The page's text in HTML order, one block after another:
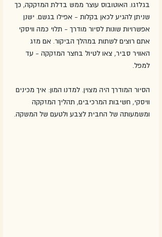
בגלזגו. האוטובוס עוצר ממש בדלת המזקקה, כך
שניתן להגיע לכאן בקלות - אפילו בגשם. ישנן
אפשרויות שונות לסיור מודרך - תלוי כמה וויסקי
אתם רוצים לשתות במהלך הביקור. אם מזג
האוויר סביר, צאו לטיול בחצר המזקקה - עד
למפל.
הסיור המודרך היה מצוין. למדנו המון: איך מכינים
וויסקי, חשיבות המרכיבים, תהליך המזקקה
ומשמעותה של החבית לצבע ולטעם של המשקה.